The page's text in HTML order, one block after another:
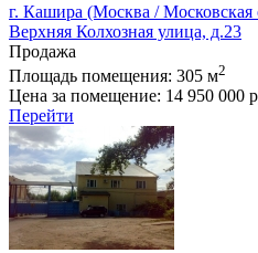
г. Кашира (Москва / Московская
Верхняя Колхозная улица, д.23
Продажа
Площадь помещения: 305 м2
Цена за помещение: 14 950 000
Перейти